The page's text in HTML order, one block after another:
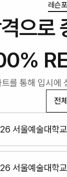
레슨
으로
를 통해 입시에
전
서울예술대학
서울예술대학